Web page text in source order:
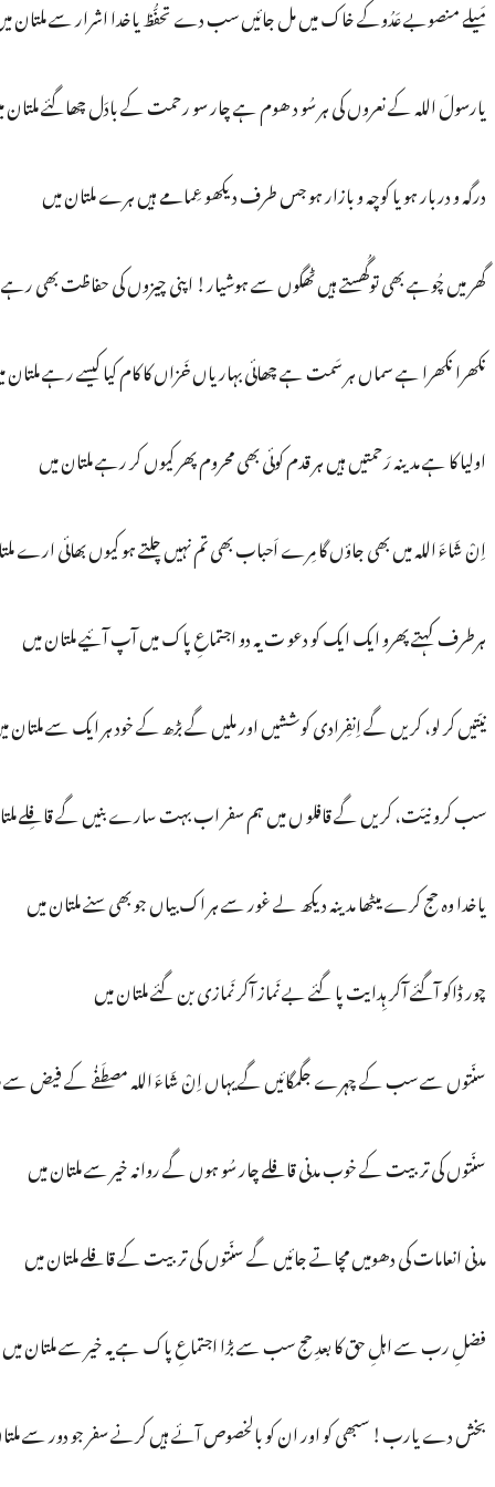
مَیلے منصوبے عَدُوکے خاک میں مل جائیں سب دے تحفُّظ یاخدا اشرار سے ملتان
یارسولَ اللہ کے نعروں کی ہر سُو د ھوم ہے چار سو رحمت کے بادَل چھاگئے ملتان
درگہ و دربار ہو یا کوچہ و بازار ہو جس طرف دیکھو عِمامے ہیں ہرے ملتان میں
گھر میں چُوہے بھی توگُھستے ہیں ٹھگوں سے ہوشیار! اپنی چیزوں کی حفاظت بھی رہے
نکھرا نکھرا ہے سماں ہر سَمت ہے چھائی بہار یاں خَزاں کا کام کیا کیسے رہے ملتان
اولیا کا ہے مدینہ رَحمتیں ہیں ہر قدم کوئی بھی محروم پھر کیوں کر رہے ملتان میں
اِنْ شَاءَ اللہ میں بھی جاؤں گا مِرے اَحباب بھی تم نہیں چلتے ہو کیوں بھائی ارے
ہرطرف کہتے پھرو ایک ایک کو دعو ت یہ دو اجتماعِ پاک میں آپ آئیے ملتان میں
نیّتیں کر لو، کریں گے اِنفِرادی کوششیں اور ملیں گے بڑھ کے خود ہر ایک سے ملتان
سب کرو نیّت، کریں گے قافلو ں میں ہم سفر اب بہت سارے بنیں گے قافِلے
یاخدا وہ حج کرے میٹھا مدینہ دیکھ لے غور سے ہر اک بیاں جو بھی سنے ملتان میں
چور ڈاکو آگئے آکر ہِدایت پا گئے بے نَماز آکر نَمازی بن گئے ملتان میں
سنّتوں سے سب کے چہرے جگمگائیں گے یہاں اِنْ شَاءَ اللہ مصطَفٰے کے فیض سے
سنّتوں کی تربیت کے خوب مدنی قافلے چار سُو ہوں گے روانہ خیر سے ملتان میں
مدنی انعامات کی دھومیں مچاتے جائیں گے سنّتوں کی تربیت کے قافلے ملتان میں
فضلِ رب سے اہلِ حق کا بعدِ حج سب سے بڑا اجتماعِ پاک ہے یہ خیر سے ملتان میں
بخش دے یارب! سبھی کو اور ان کو بالخصوص آئے ہیں کرنے سفر جو دور سے